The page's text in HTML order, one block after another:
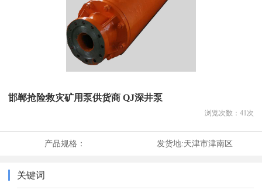
邯郸抢险救灾矿用泵供货商 QJ深井泵
浏览次数： 41次
产品规格： 发货地:天津市津南区
关键词